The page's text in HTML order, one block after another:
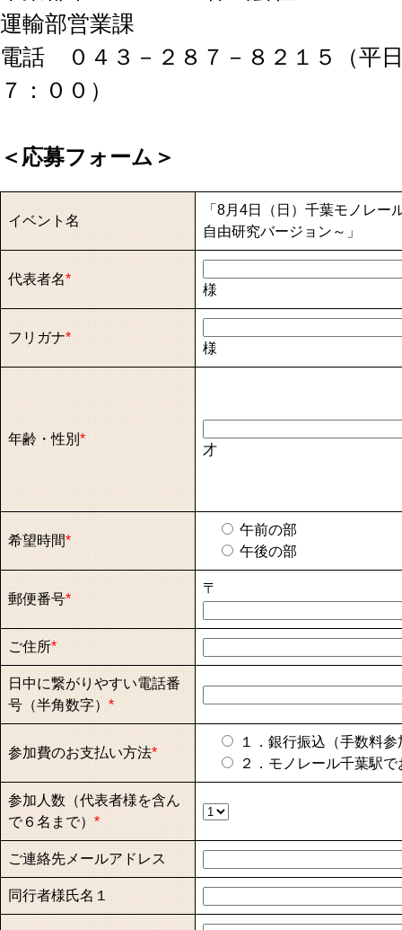
運輸部営業課
電話 ０４３－２８７－８２１５（平
７：００）
＜応募フォーム＞
イベント名
「8月4日（日）千葉モノレー
自由研究バージョン～」
代表者名*
様
フリガナ*
様
年齢・性別*
才
希望時間*
午前の部
午後の部
郵便番号*
〒
ご住所*
日中に繋がりやすい電話番
号（半角数字）*
参加費のお支払い方法*
１．銀行振込（手数料
２．モノレール千葉駅
参加人数（代表者様を含ん
で６名まで）*
ご連絡先メールアドレス
同行者様氏名１